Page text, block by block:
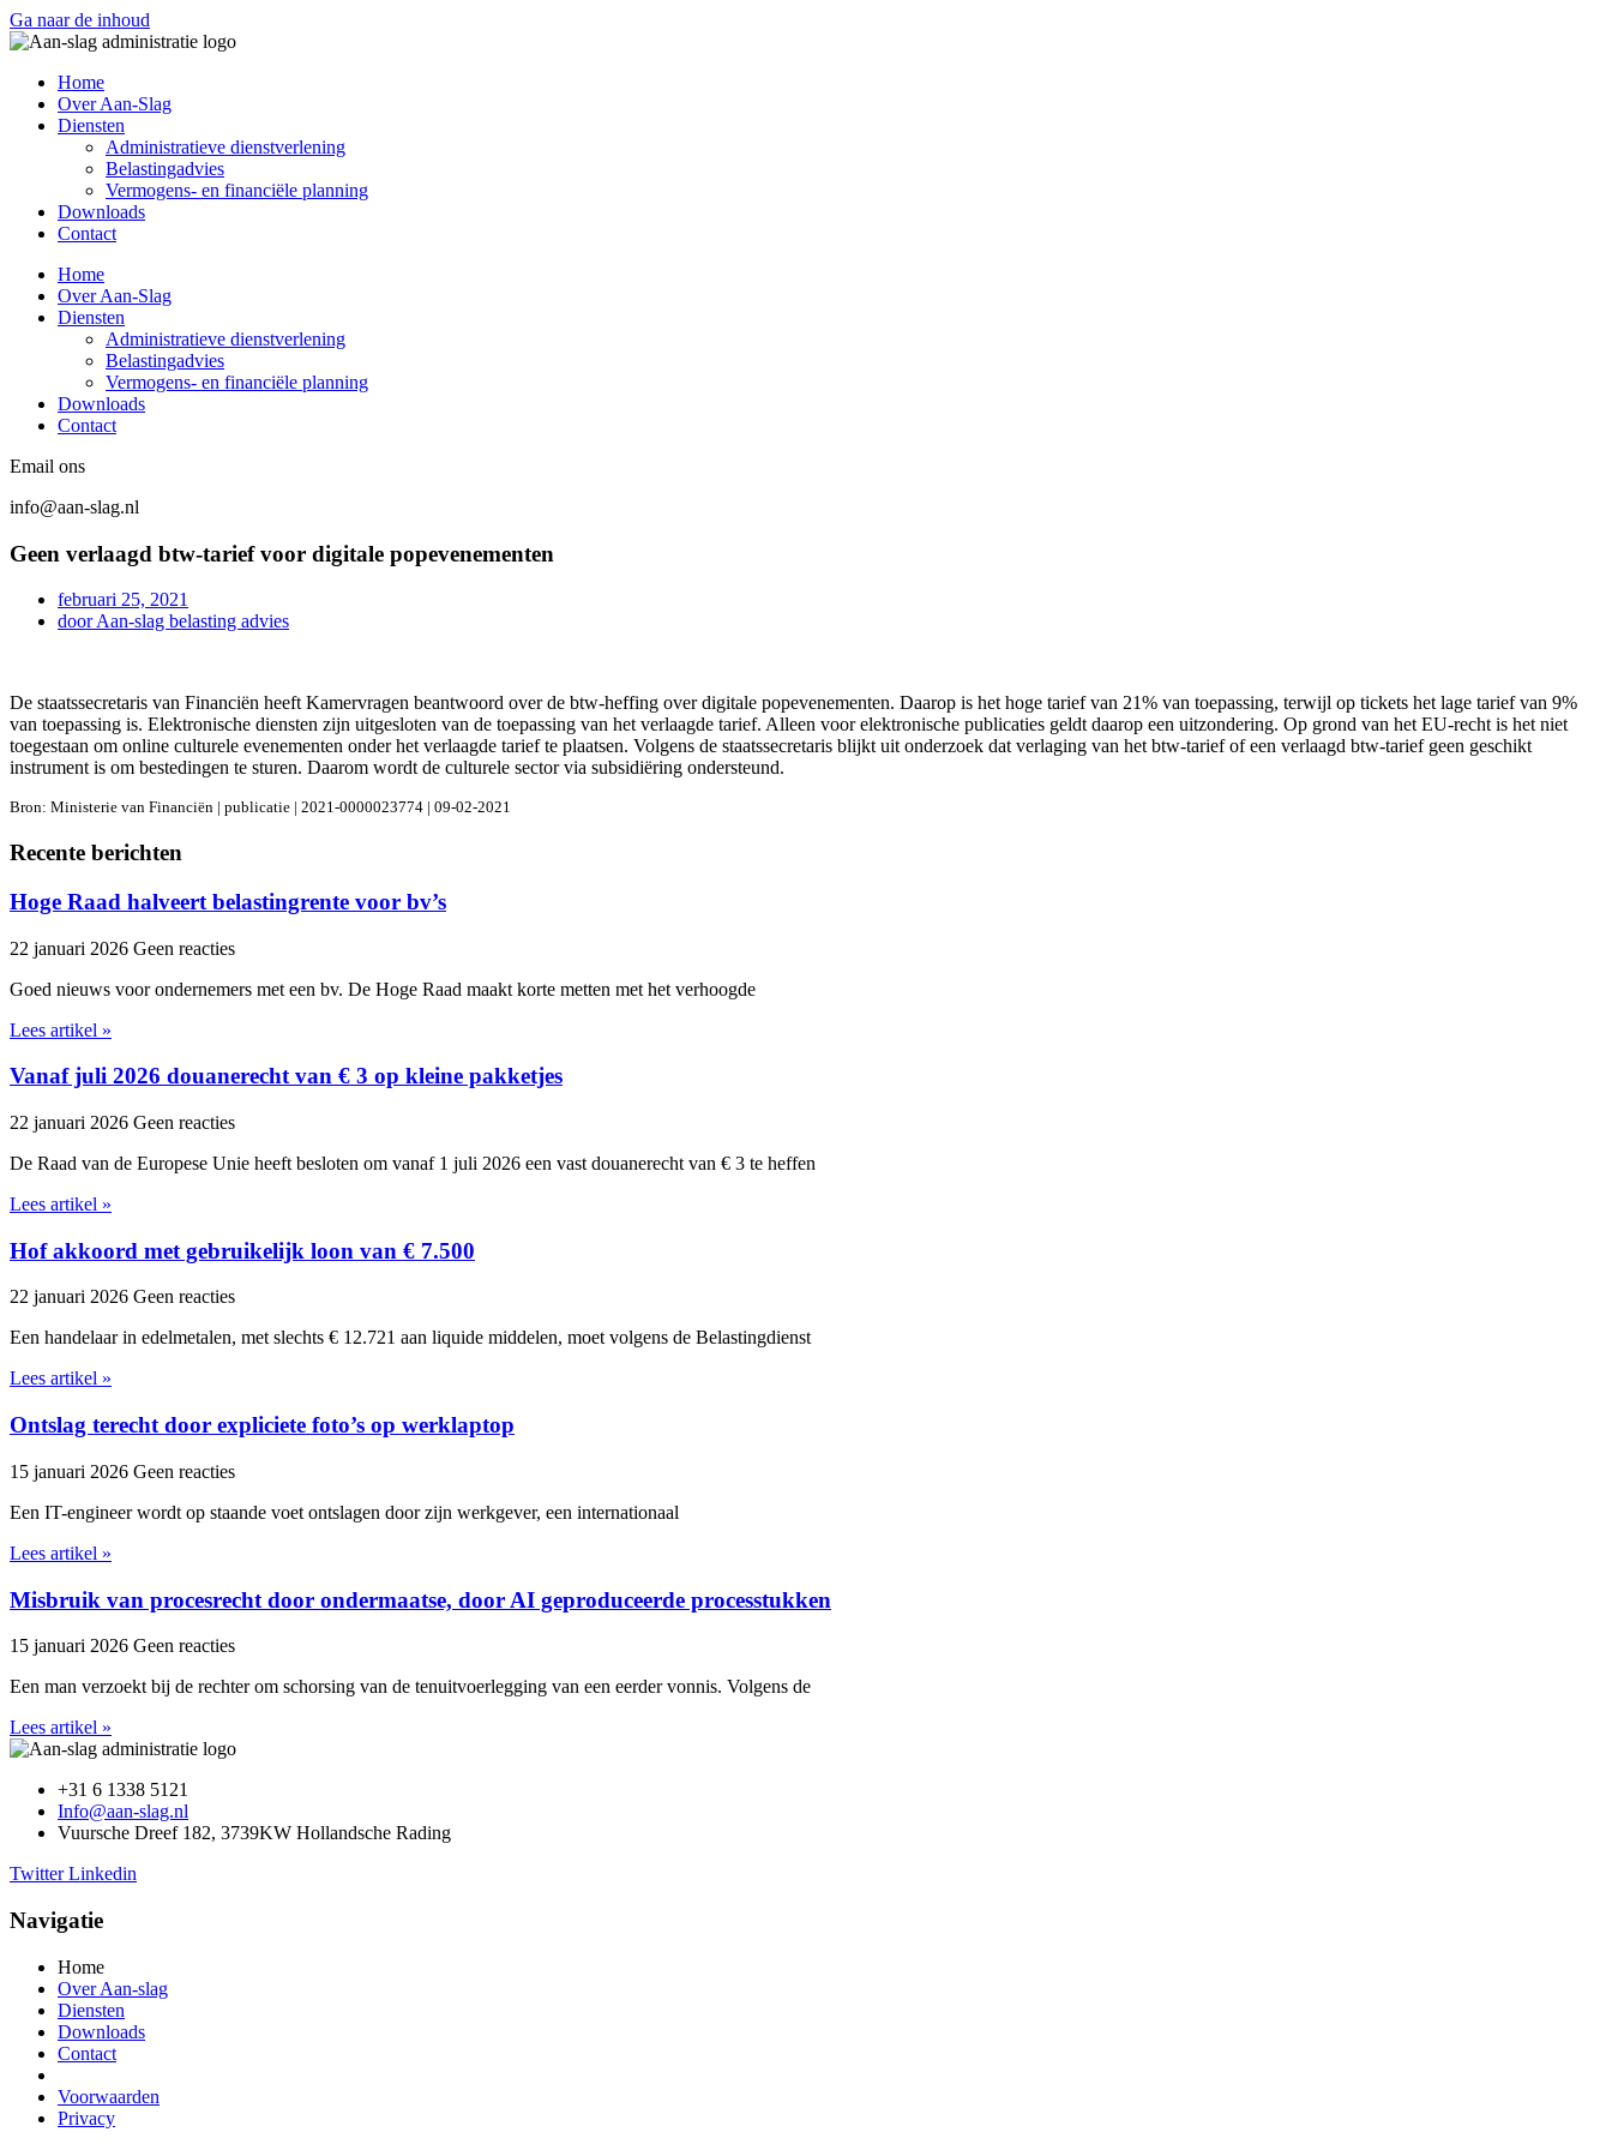
Ga naar de inhoud
Home
Over Aan-Slag
Diensten
Administratieve dienstverlening
Belastingadvies
Vermogens- en financiële planning
Downloads
Contact
Home
Over Aan-Slag
Diensten
Administratieve dienstverlening
Belastingadvies
Vermogens- en financiële planning
Downloads
Contact
Email ons
info@aan-slag.nl
Geen verlaagd btw-tarief voor digitale popevenementen
februari 25, 2021
doorAan-slag belasting advies
De staatssecretaris van Financiën heeft Kamervragen beantwoord over de btw-heffing over digitale popevenementen. Daarop is het hoge tarief van 21% van toepassing, terwijl op tickets het lage tarief van 9%
van toepassing is. Elektronische diensten zijn uitgesloten van de toepassing van het verlaagde tarief. Alleen voor elektronische publicaties geldt daarop een uitzondering. Op grond van het EU-recht is het niet
toegestaan om online culturele evenementen onder het verlaagde tarief te plaatsen. Volgens de staatssecretaris blijkt uit onderzoek dat verlaging van het btw-tarief of een verlaagd btw-tarief geen geschikt
instrument is om bestedingen te sturen. Daarom wordt de culturele sector via subsidiëring ondersteund.
Bron: Ministerie van Financiën | publicatie | 2021-0000023774 | 09-02-2021
Recente berichten
Hoge Raad halveert belastingrente voor bv’s
22 januari 2026 Geen reacties
Goed nieuws voor ondernemers met een bv. De Hoge Raad maakt korte metten met het verhoogde
Lees artikel »
Vanaf juli 2026 douanerecht van € 3 op kleine pakketjes
22 januari 2026 Geen reacties
De Raad van de Europese Unie heeft besloten om vanaf 1 juli 2026 een vast douanerecht van € 3 te heffen
Lees artikel »
Hof akkoord met gebruikelijk loon van € 7.500
22 januari 2026 Geen reacties
Een handelaar in edelmetalen, met slechts € 12.721 aan liquide middelen, moet volgens de Belastingdienst
Lees artikel »
Ontslag terecht door expliciete foto’s op werklaptop
15 januari 2026 Geen reacties
Een IT-engineer wordt op staande voet ontslagen door zijn werkgever, een internationaal
Lees artikel »
Misbruik van procesrecht door ondermaatse, door AI geproduceerde processtukken
15 januari 2026 Geen reacties
Een man verzoekt bij de rechter om schorsing van de tenuitvoerlegging van een eerder vonnis. Volgens de
Lees artikel »
+31 6 1338 5121
Info@aan-slag.nl
Vuursche Dreef 182, 3739KW Hollandsche Rading
Twitter Linkedin
Navigatie
Home
Over Aan-slag
Diensten
Downloads
Contact
Voorwaarden
Privacy